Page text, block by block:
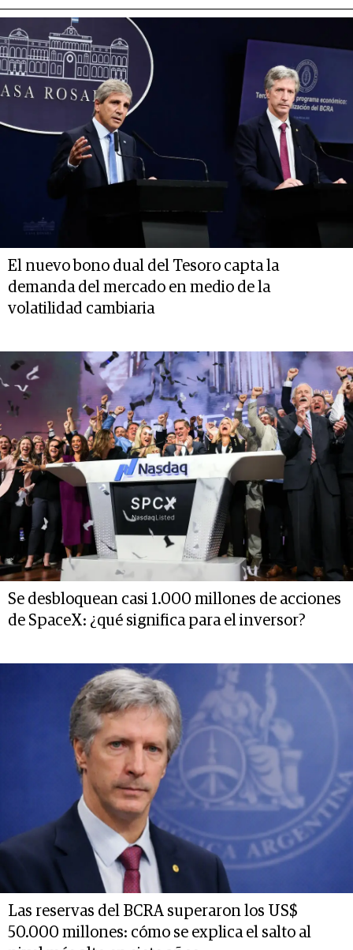
El nuevo bono dual del Tesoro capta la
demanda del mercado en medio de la
volatilidad cambiaria
Se desbloquean casi 1.000 millones de acciones
de SpaceX: ¿qué significa para el inversor?
Las reservas del BCRA superaron los US$
50.000 millones: cómo se explica el salto al